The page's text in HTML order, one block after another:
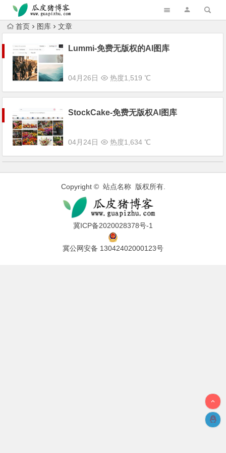
跳转到主内容
首页 图库 文章
Lummi-免费无版权的AI图库
04月26日 热度1,519 ℃
StockCake-免费无版权AI图库
04月24日 热度1,634 ℃
Copyright © 站点名称 版权所有.
冀ICP备2020028378号-1
冀公网安备 13042402000123号